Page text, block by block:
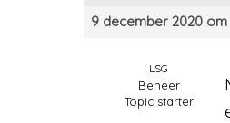
9 december 2020 om
LSG
Beheer
Topic starter